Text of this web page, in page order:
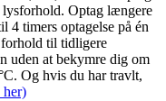
lysforhold. Optag længere
4 timers optagelse på én
til tidligere
uden at bekymre dig om
Og hvis du har travlt,